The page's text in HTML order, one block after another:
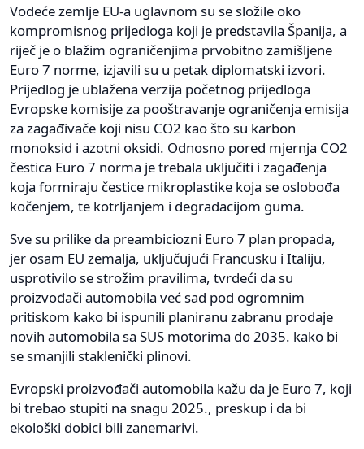
Vodeće zemlje EU-a uglavnom su se složile oko
kompromisnog prijedloga koji je predstavila Španija, a
riječ je o blažim ograničenjima prvobitno zamišljene
Euro 7 norme, izjavili su u petak diplomatski izvori.
Prijedlog je ublažena verzija početnog prijedloga
Evropske komisije za pooštravanje ograničenja emisija
za zagađivače koji nisu CO2 kao što su karbon
monoksid i azotni oksidi. Odnosno pored mjernja CO2
čestica Euro 7 norma je trebala uključiti i zagađenja
koja formiraju čestice mikroplastike koja se oslobođa
kočenjem, te kotrljanjem i degradacijom guma.
Sve su prilike da preambiciozni Euro 7 plan propada,
jer osam EU zemalja, uključujući Francusku i Italiju,
usprotivilo se strožim pravilima, tvrdeći da su
proizvođači automobila već sad pod ogromnim
pritiskom kako bi ispunili planiranu zabranu prodaje
novih automobila sa SUS motorima do 2035. kako bi
se smanjili staklenički plinovi.
Evropski proizvođači automobila kažu da je Euro 7, koji
bi trebao stupiti na snagu 2025., preskup i da bi
ekološki dobici bili zanemarivi.